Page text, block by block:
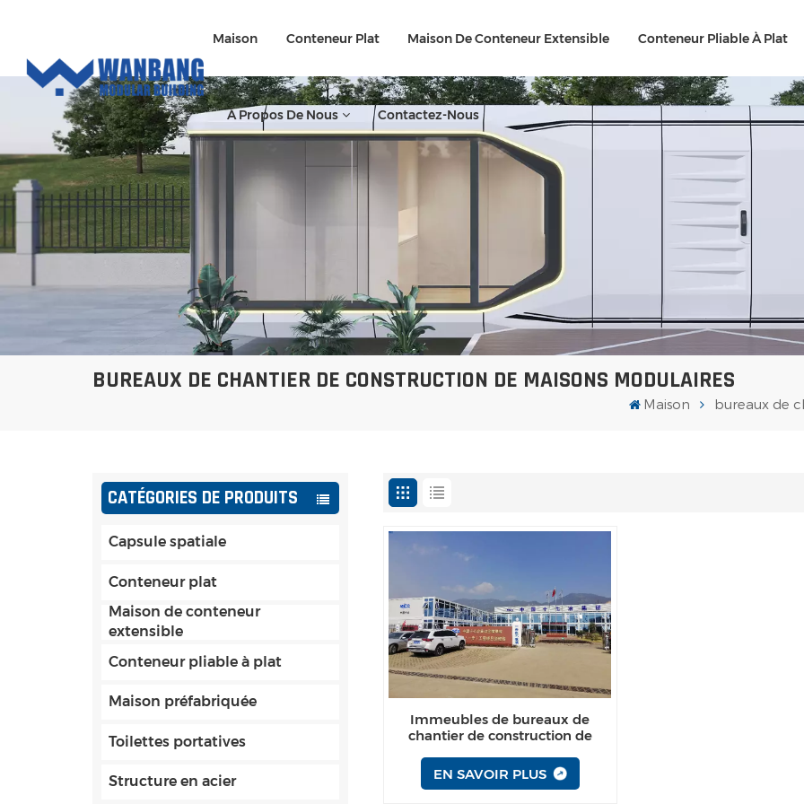
Maison Conteneur Plat Maison De Conteneur Extensible Conteneur Pliable À Plat
À Propos De Nous Contactez-Nous
BUREAUX DE CHANTIER DE CONSTRUCTION DE MAISONS MODULAIRES
Maison bureaux de
CATÉGORIES DE PRODUITS
Capsule spatiale
Conteneur plat
Maison de conteneur
extensible
Conteneur pliable à plat
Maison préfabriquée
Toilettes portatives
Structure en acier
Immeubles de bureaux de
chantier de construction de
EN SAVOIR PLUS